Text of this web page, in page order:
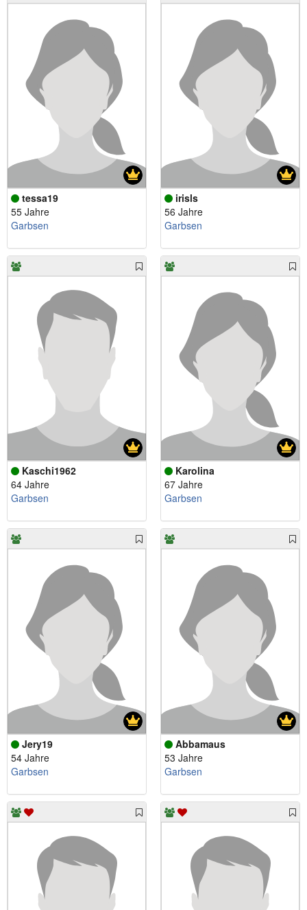
tessa19
55 Jahre
Garbsen
irisls
56 Jahre
Garbsen
Kaschi1962
64 Jahre
Garbsen
Karolina
67 Jahre
Garbsen
Jery19
54 Jahre
Garbsen
Abbamaus
53 Jahre
Garbsen